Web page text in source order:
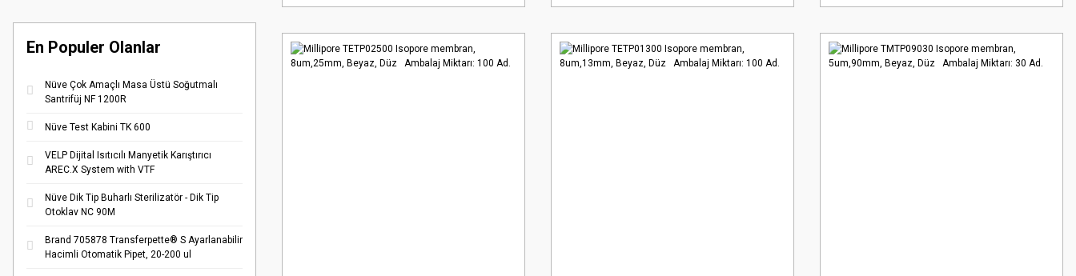
En Populer Olanlar
Nüve Çok Amaçlı Masa Üstü Soğutmalı
Santrifüj NF 1200R
Nüve Test Kabini TK 600
VELP Dijital Isıtıcılı Manyetik Karıştırıcı
AREC.X System with VTF
Nüve Dik Tip Buharlı Sterilizatör - Dik Tip
Otoklav NC 90M
Brand 705878 Transferpette® S Ayarlanabilir
Hacimli Otomatik Pipet, 20-200 ul